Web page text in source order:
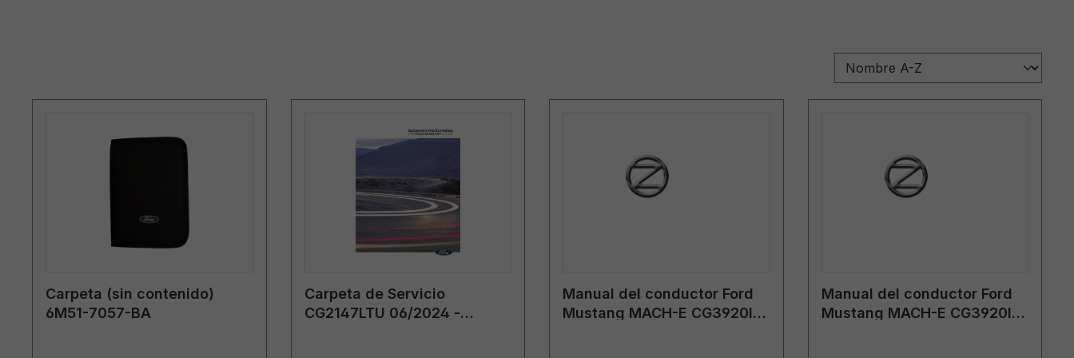
Carpeta (sin contenido)
6M51-7057-BA
Carpeta de Servicio
CG2147LTU 06/2024 -
Manual del conductor Ford
Mustang MACH-E CG3920lt
Manual del conductor Ford
Mustang MACH-E CG3920lt